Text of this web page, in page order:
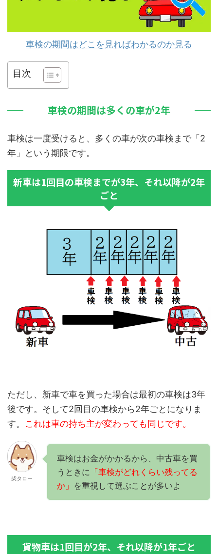
車検の期間はどこを見ればわかるのか見る
目次
車検の期間は多くの車が2年
車検は一度受けると、多くの車が次の車検まで「2
年」という期限です。
新車は1回目の車検までが3年、それ以降が2年
ごと
ただし、新車で車を買った場合は最初の車検は3年
後です。そして2回目の車検から2年ごとになりま
す。 これは車の持ち主が変わっても同じです。
柴タロー
車検はお金がかかるから、中古車を買
うときに 「車検がどれくらい残ってる
か」 を重視して選ぶことが多いよ
貨物車は1回目が2年、それ以降が1年ごと